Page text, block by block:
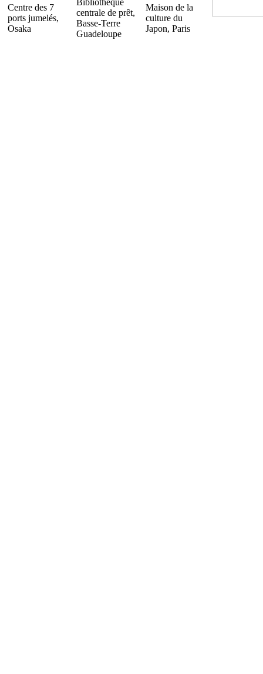
Centre des 7
ports jumelés,
Osaka
Bibliothèque
centrale de prêt,
Basse-Terre
Guadeloupe
Maison de la
culture du
Japon, Paris